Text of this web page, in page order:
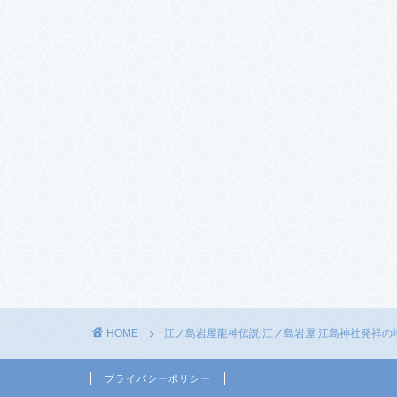
HOME 江ノ島岩屋龍神伝説 江ノ島岩屋 江島神社発祥の
プライバシーポリシー